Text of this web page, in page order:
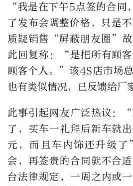
“我是在下午5点签的合同
了发布会调整价格，只是
质疑销售“屏蔽朋友圈”故
此回复称：“是把所有顾
顾客个人。”该4S店市场
也有类似情况，已反馈给厂
此事引起网友广泛热议：
了，买车一礼拜后新车就
元，而且车内饰还升级
会，再签贵的合同就不合
台法律规定，一周之内或